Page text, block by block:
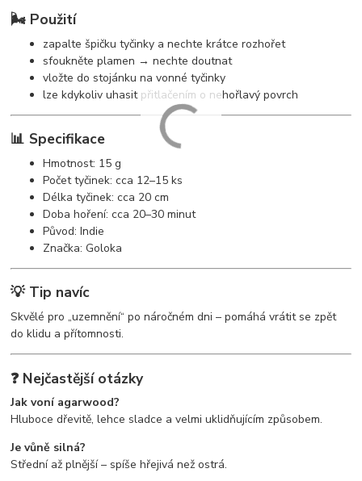
🌬️ Použití
zapalte špičku tyčinky a nechte krátce rozhořet
sfoukněte plamen → nechte doutnat
vložte do stojánku na vonné tyčinky
lze kdykoliv uhasit přitlačením o nehořlavý povrch
📊 Specifikace
Hmotnost: 15 g
Počet tyčinek: cca 12–15 ks
Délka tyčinek: cca 20 cm
Doba hoření: cca 20–30 minut
Původ: Indie
Značka: Goloka
💡 Tip navíc
Skvělé pro „uzemnění“ po náročném dni – pomáhá vrátit se zpět
do klidu a přítomnosti.
❓ Nejčastější otázky
Jak voní agarwood?
Hluboce dřevitě, lehce sladce a velmi uklidňujícím způsobem.
Je vůně silná?
Střední až plnější – spíše hřejivá než ostrá.